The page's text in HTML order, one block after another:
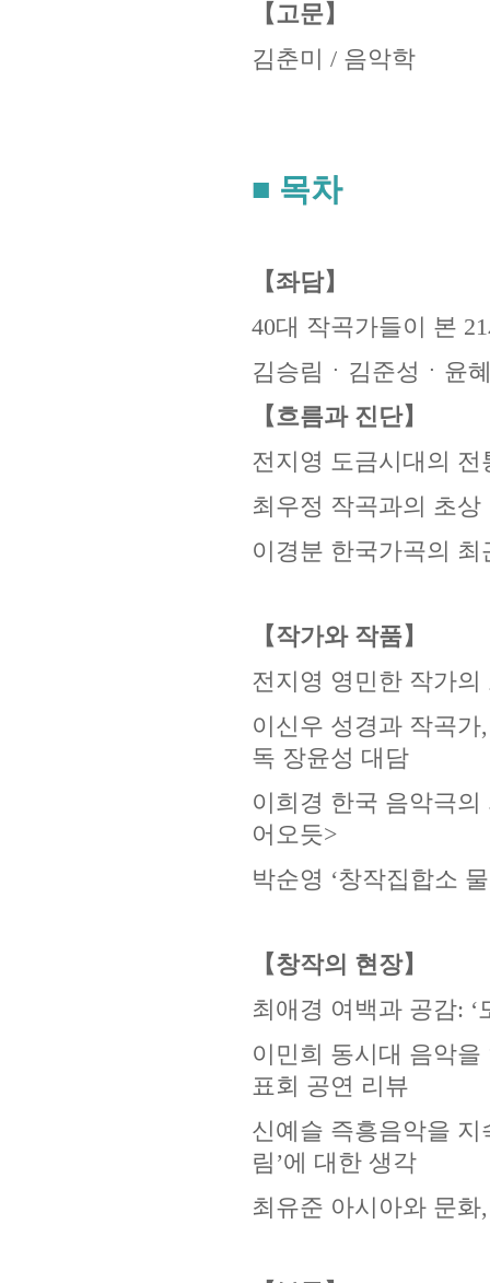
【고문】
김춘미 / 음악학
■ 목차
【좌담】
40대 작곡가들이 본 21
김승림ㆍ김준성ㆍ윤
【흐름과 진단】
전지영 도금시대의 전
최우정 작곡과의 초상
이경분 한국가곡의 최
【작가와 작품】
전지영 영민한 작가
이신우 성경과 작곡가
독 장윤성 대담
이희경 한국 음악극의
어오듯>
박순영 ‘창작집합소
【창작의 현장】
최애경 여백과 공감: ‘
이민희 동시대 음악
표회 공연 리뷰
신예슬 즉흥음악을 지
림 ’에 대한 생각
최유준 아시아와 문화